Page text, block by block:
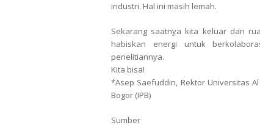
industri. Hal ini masih lemah.
Sekarang saatnya kita keluar dari
habiskan energi untuk
penelitiannya.
Kita bisa!
*Asep Saefuddin, Rektor Universitas
Bogor (IPB)
Sumber